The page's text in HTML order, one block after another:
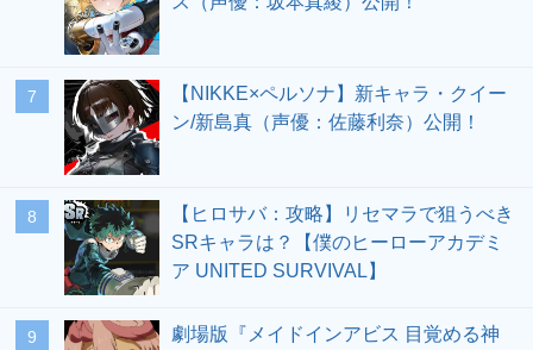
7
【NIKKE×ペルソナ】新キャラ・クイー
ン/新島真（声優：佐藤利奈）公開！
8
【ヒロサバ：攻略】リセマラで狙うべき
SRキャラは？【僕のヒーローアカデミ
ア UNITED SURVIVAL】
9
劇場版『メイドインアビス 目覚める神